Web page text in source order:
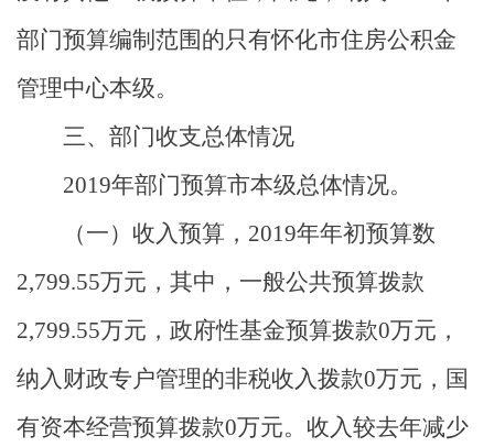
部门预算编制范围的只有怀化市住房公积金
管理中心本级。
三、 部门收支总体情况
2019年部门预算市本级总体情况。
（一）收入预算， 2019年年初预算数
2,799.55万元，其中，一般公共预算拨款
2,799.55万元，政府性基金预算拨款0万元，
纳入财政专户管理的非税收入拨款0万元，国
有资本经营预算拨款0万元。收入较去年减少